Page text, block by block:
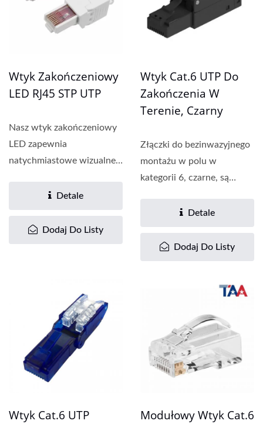
Wtyk Zakończeniowy
LED RJ45 STP UTP
Nasz wtyk zakończeniowy
LED zapewnia
natychmiastowe wizualne
podłączania...Detale
Dodaj Do Listy
Wtyk Cat.6 UTP Do
Zakończenia W
Terenie, Czarny
Złączki do bezinwazyjnego
montażu w polu w
kategorii 6, czarne, są
Detale
Dodaj Do Listy
Wtyk Cat.6 UTP
Modułowy Wtyk Cat.6